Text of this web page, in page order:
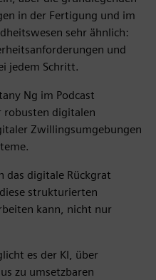
in der Fertigung und im
sehr ähnlich:
und
jedem Schritt.
Ng im Podcast
robusten digitalen
Zwillingsumgebungen
das digitale Rückgrat
strukturierten
kann, nicht nur
es der KI, über
zu umsetzbaren